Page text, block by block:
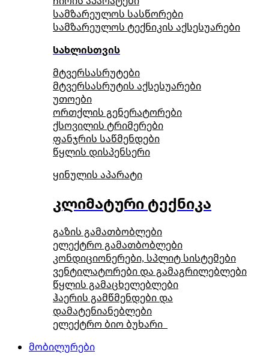
სამზარეულოს სასწორები
სამზარეულოს ტექნიკის აქსესუარები
სახლისთვის
მტვერსასრუტები
მტვერსასრუტის აქსესუარები
უთოები
ორთქლის გენერატორები
ქსოვილის ტრიმერები
ფანჯრის საწმენდები
წყლის დისპენსერი
ყინულის აპარატი
კლიმატური ტექნიკა
გაზის გამათბობლები
ელექტრო გამათბობლები
კონდიციონერები, სპლიტ სისტემები
ვენტილატორები და გამაგრილებლები
წყლის გამაცხელებლები
ჰაერის გამწმენდები და
დამატენიანებლები
ელექტრო ბიო ბუხარი
მობილურები